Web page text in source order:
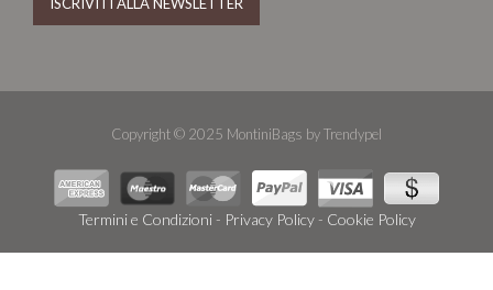
Copyright © 2025 MontiniBags by Trendypel
Termini e Condizioni- Privacy Policy- Cookie Policy